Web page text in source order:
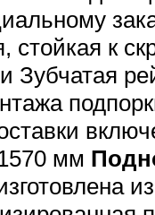
стойкая к
мм